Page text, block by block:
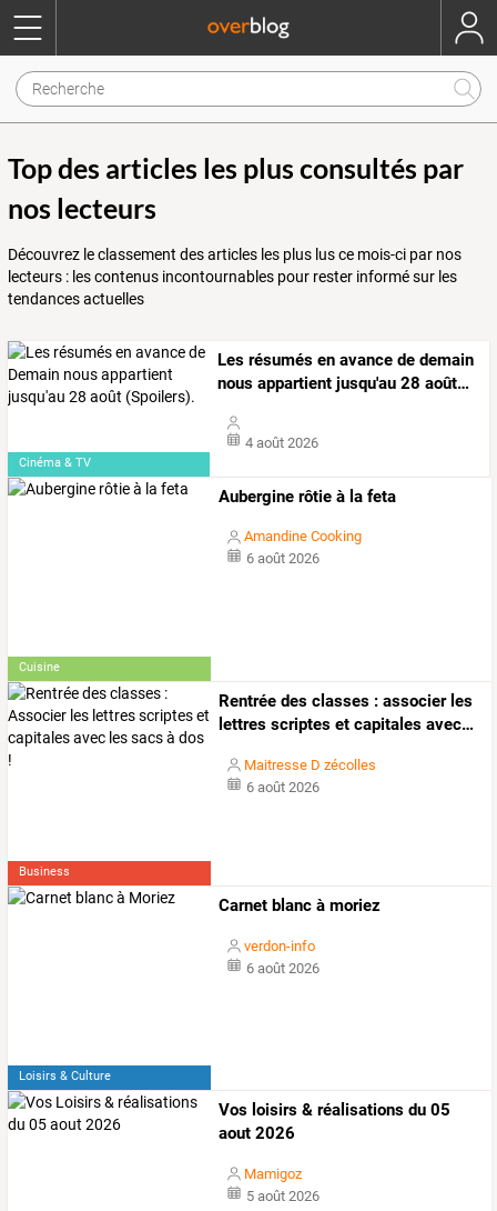
Top des articles les plus consultés par
nos lecteurs
Découvrez le classement des articles les plus lus ce mois-ci par nos
lecteurs : les contenus incontournables pour rester informé sur les
tendances actuelles
Cinéma & TV
Les résumés en avance de demain
nous appartient jusqu'au 28 août…
4 août 2026
Cuisine
Aubergine rôtie à la feta
Amandine Cooking
6 août 2026
Business
Rentrée des classes : associerles
lettres scriptes et capitales avec…
Maitresse D zécolles
6 août 2026
Loisirs & Culture
Carnet blanc à moriez
verdon-info
6 août 2026
Vos loisirs & réalisations du 05
aout 2026
Mamigoz
5 août 2026